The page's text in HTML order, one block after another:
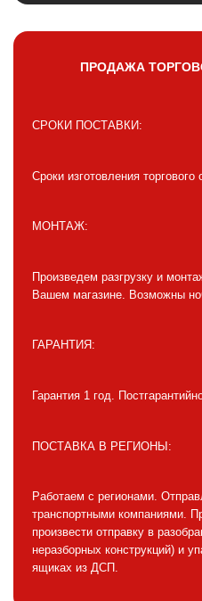
ПРОДАЖА
СРОКИ ПОСТАВКИ:
Сроки изготовления
МОНТАЖ:
Произведем разгрузку и
Вашем магазине. Возможны
ГАРАНТИЯ:
Гарантия 1 год.
ПОСТАВКА В РЕГИОНЫ:
Работаем с регионами.
транспортными компаниями.
произвести отправку в
неразборных конструкций) и
ящиках из ДСП.